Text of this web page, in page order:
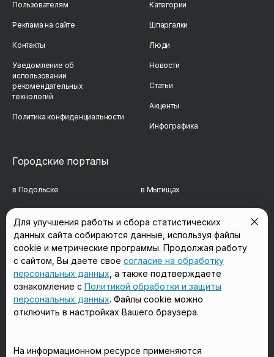
Пользователям
Реклама на сайте
Контакты
Уведомление об
использовании
рекомендательных
технологий
Политика конфиденциальности
Категории
Шпаргалки
Люди
Новости
Статьи
Акценты
Инфографика
Городские порталы
в Подольске в Мытищах
в Сергиевом Посаде в Люберцах
в Красногорске в Королёве
в Домодедово в Щёлково
Мы в соцсетях
Для улучшения работы и сбора статистических
данных сайта собираются данные, используя файлы
cookie и метрические программы. Продолжая работу
с сайтом, Вы даете свое согласие на обработку
персональных данных , а также подтверждаете
ознакомление с Политикой обработки и защиты
персональных данных. Файлы cookie можно
отключить в настройках Вашего браузера.
На информационном ресурсе применяются